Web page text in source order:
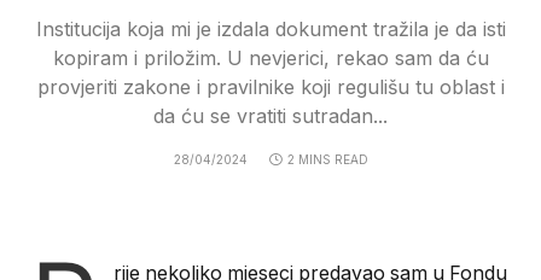
Institucija koja mi je izdala dokument tražila je da isti
kopiram i priložim. U nevjerici, rekao sam da ću
provjeriti zakone i pravilnike koji regulišu tu oblast i
da ću se vratiti sutradan...
28/04/2024 2 MINS READ
rije nekoliko mjeseci predavao sam u Fondu